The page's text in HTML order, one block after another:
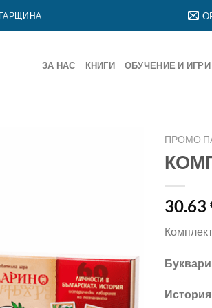
ЗА НАС КНИГИ ОБУЧЕНИЕ И ИГРИ
ПРОМО
30.63